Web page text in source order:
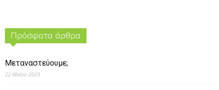
Πρόσφατα άρθρα
Μεταναστεύουμε;
22 Μαΐου 2023